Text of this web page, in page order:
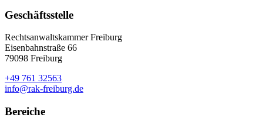
Geschäftsstelle
Rechtsanwaltskammer Freiburg
Eisenbahnstraße 66
79098 Freiburg
+49 761 32563
info@rak-freiburg.de
Bereiche